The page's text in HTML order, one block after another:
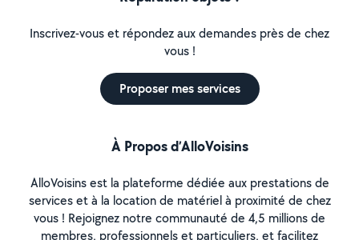
Inscrivez-vous et répondez aux demandes près de chez
vous !
Proposer mes services
À Propos d’AlloVoisins
AlloVoisins est la plateforme dédiée aux prestations de
services et à la location de matériel à proximité de chez
vous ! Rejoignez notre communauté de 4,5 millions de
membres, professionnels et particuliers, et facilitez